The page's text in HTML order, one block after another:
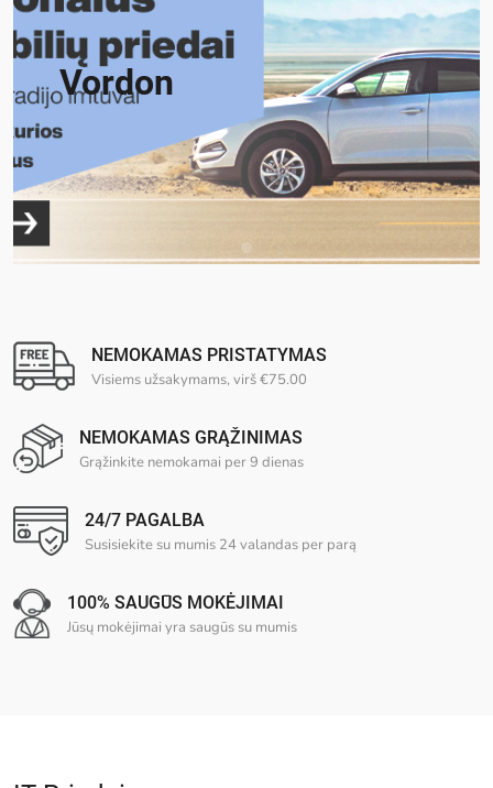
Vordon
NEMOKAMAS PRISTATYMAS
Visiems užsakymams, virš €75.00
NEMOKAMAS GRĄŽINIMAS
Grąžinkite nemokamai per 9 dienas
24/7 PAGALBA
Susisiekite su mumis 24 valandas per parą
100% SAUGŪS MOKĖJIMAI
Jūsų mokėjimai yra saugūs su mumis